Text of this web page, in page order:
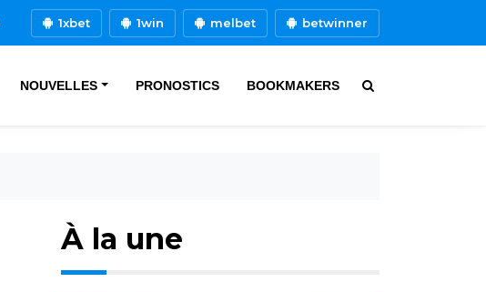
1xbet 1win melbet betwinner
NOUVELLES PRONOSTICS BOOKMAKERS
À la une